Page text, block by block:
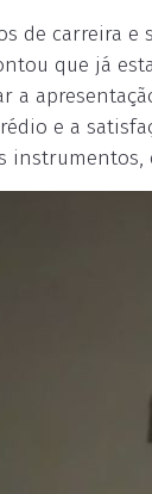
de carreira
que já
a
e a
instrumentos,